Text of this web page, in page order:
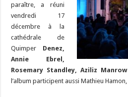
paraître, a réuni
vendredi 17
décembre à la
cathédrale de
Quimper Denez,
Annie Ebrel,
Rosemary Standley, Aziliz
l’album participent aussi Mathieu